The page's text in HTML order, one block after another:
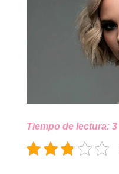
Tiempo de lectura: 3